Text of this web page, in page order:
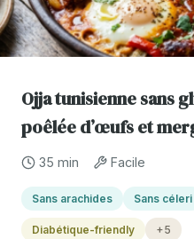
Ojja tunisienne sans
poêlée d’œufs et
35 min Facile
Sans arachides Sans céleri
Diabétique-friendly +5